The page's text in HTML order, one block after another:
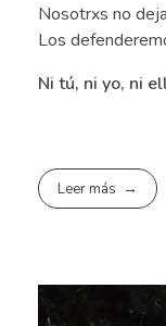
Nosotrxs no
Los
Ni tú, ni yo, ni
Leer más